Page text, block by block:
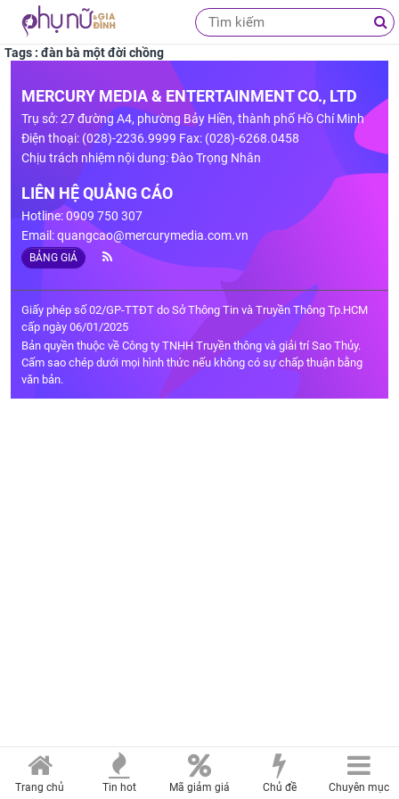
Tags : đàn bà một đời chồng
MERCURY MEDIA & ENTERTAINMENT CO., LTD
Trụ sở: 27 đường A4, phường Bảy Hiền, thành phố Hồ Chí Minh
Điện thoại: (028)-2236.9999 Fax: (028)-6268.0458
Chịu trách nhiệm nội dung: Đào Trọng Nhân
LIÊN HỆ QUẢNG CÁO
Hotline: 0909 750 307
Email:quangcao@mercurymedia.com.vn
BẢNG GIÁ
Giấy phép số 02/GP-TTĐT do Sở Thông Tin và Truyền Thông Tp.HCM
cấp ngày 06/01/2025
Bản quyền thuộc về Công ty TNHH Truyền thông và giải trí Sao Thủy.
Cấm sao chép dưới mọi hình thức nếu không có sự chấp thuận bằng
văn bản.
Trang chủ Tin hot Mã giảm giá Chủ đề Chuyên mục